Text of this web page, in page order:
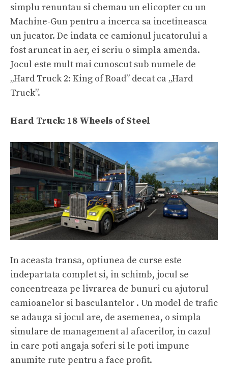
simplu renuntau si chemau un elicopter cu un
Machine-Gun pentru a incerca sa incetineasca
un jucator. De indata ce camionul jucatorului a
fost aruncat in aer, ei scriu o simpla amenda.
Jocul este mult mai cunoscut sub numele de
„Hard Truck 2: King of Road” decat ca „Hard
Truck”.
Hard Truck: 18 Wheels of Steel
In aceasta transa, optiunea de curse este
indepartata complet si, in schimb, jocul se
concentreaza pe livrarea de bunuri cu ajutorul
camioanelor si basculantelor . Un model de trafic
se adauga si jocul are, de asemenea, o simpla
simulare de management al afacerilor, in cazul
in care poti angaja soferi si le poti impune
anumite rute pentru a face profit.